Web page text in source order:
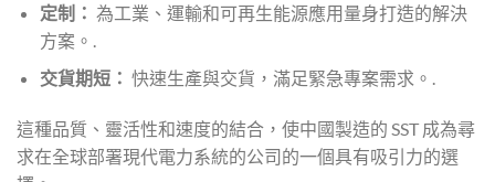
定制： 為工業、運輸和可再生能源應用量身打造的解決
方案。.
交貨期短： 快速生產與交貨，滿足緊急專案需求。.
這種品質、靈活性和速度的結合，使中國製造的 SST 成為尋
求在全球部署現代電力系統的公司的一個具有吸引力的選